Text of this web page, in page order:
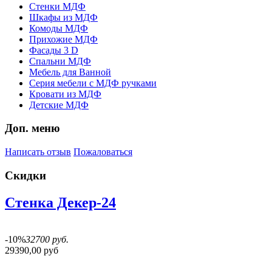
Стенки МДФ
Шкафы из МДФ
Комоды МДФ
Прихожие МДФ
Фасады 3 D
Спальни МДФ
Мебель для Ванной
Серия мебели с МДФ ручками
Кровати из МДФ
Детские МДФ
Доп. меню
Написать отзыв Пожаловаться
Скидки
Стенка Декер-24
-10%32700 руб.
29390,00 руб